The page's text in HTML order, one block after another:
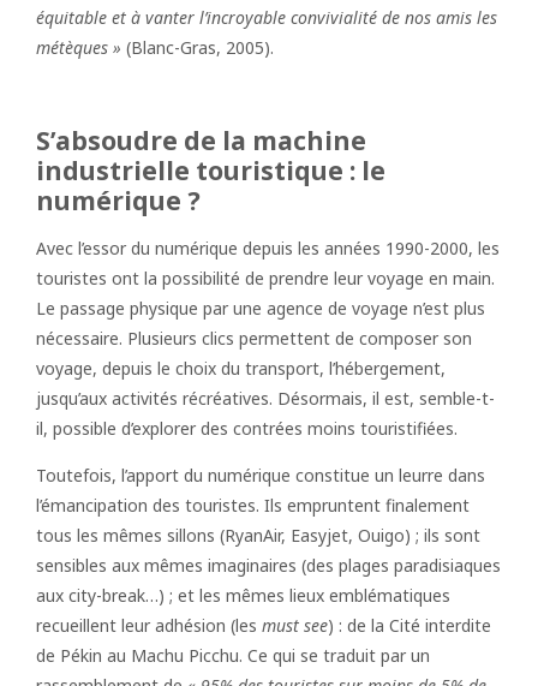
équitable et à vanter l’incroyable convivialité de nos amis les
métèques » (Blanc-Gras, 2005).
S’absoudre de la machine
industrielle touristique : le
numérique ?
Avec l’essor du numérique depuis les années 1990-2000, les
touristes ont la possibilité de prendre leur voyage en main.
Le passage physique par une agence de voyage n’est plus
nécessaire. Plusieurs clics permettent de composer son
voyage, depuis le choix du transport, l’hébergement,
jusqu’aux activités récréatives. Désormais, il est, semble-t-
il, possible d’explorer des contrées moins touristifiées.
Toutefois, l’apport du numérique constitue un leurre dans
l’émancipation des touristes. Ils empruntent finalement
tous les mêmes sillons (RyanAir, Easyjet, Ouigo) ; ils sont
sensibles aux mêmes imaginaires (des plages paradisiaques
aux city-break…) ; et les mêmes lieux emblématiques
recueillent leur adhésion (les must see) : de la Cité interdite
de Pékin au Machu Picchu. Ce qui se traduit par un